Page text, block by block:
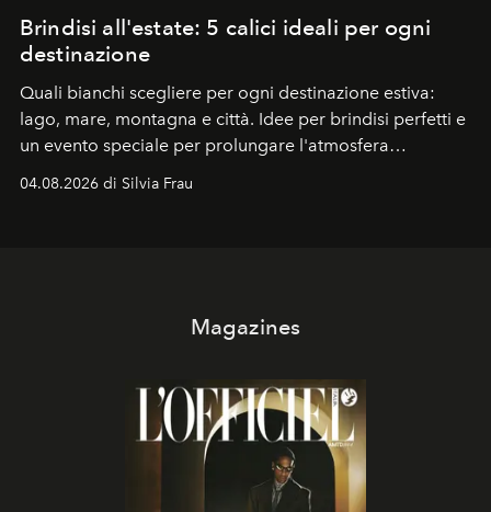
Brindisi all'estate: 5 calici ideali per ogni
destinazione
Quali bianchi scegliere per ogni destinazione estiva:
lago, mare, montagna e città. Idee per brindisi perfetti e
un evento speciale per prolungare l'atmosfera
04.08.2026 di Silvia Frau
Magazines